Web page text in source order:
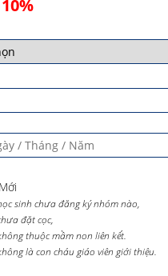
Mới
sinh chưa đăng ký nhóm nào,
đặt cọc,
thuộc mầm non liên kết.
là con cháu giáo viên giới thiệu.